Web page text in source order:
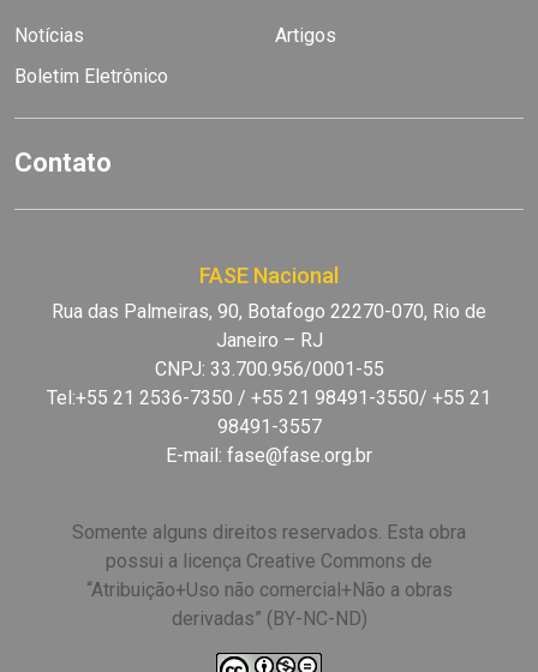
Notícias
Artigos
Boletim Eletrônico
Contato
FASE Nacional
Rua das Palmeiras, 90, Botafogo 22270-070, Rio de
Janeiro – RJ
CNPJ: 33.700.956/0001-55
Tel:+55 21 2536-7350 / +55 21 98491-3550/ +55 21
98491-3557
E-mail: fase@fase.org.br
Somente alguns direitos reservados. Esta obra
possui a licença Creative Commons de
“Atribuição+Uso não comercial+Não a obras
derivadas” (BY-NC-ND)